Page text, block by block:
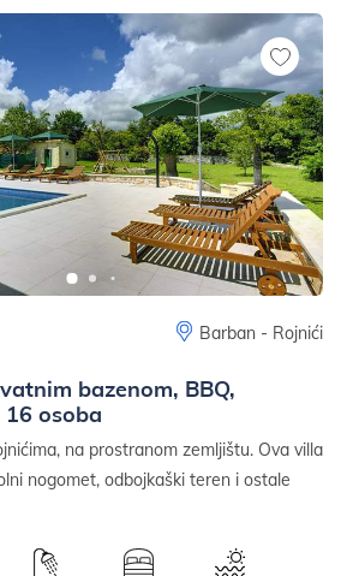
Barban - Rojnići
bazenom, BBQ,
osoba
na prostranom zemljištu. Ova villa
nogomet, odbojkaški teren i ostale